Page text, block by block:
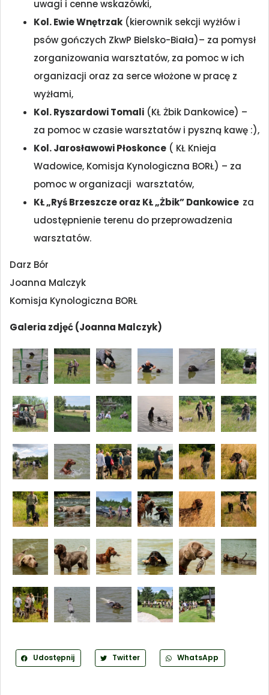
uwagi i cenne wskazówki,
Kol. Ewie Wnętrzak (kierownik sekcji wyżłów i
psów gończych ZkwP Bielsko-Biała)– za pomysł
zorganizowania warsztatów, za pomoc w ich
organizacji oraz za serce włożone w pracę z
wyżłami,
Kol. Ryszardowi Tomali (KŁ Żbik Dankowice) –
za pomoc w czasie warsztatów i pyszną kawę :),
Kol. Jarosławowi Płoskonce ( KŁ Knieja
Wadowice, Komisja Kynologiczna BORŁ) – za
pomoc w organizacji warsztatów,
KŁ „Ryś Brzeszcze oraz KŁ „Żbik” Dankowice za
udostępnienie terenu do przeprowadzenia
warsztatów.
Darz Bór
Joanna Malczyk
Komisja Kynologiczna BORŁ
Galeria zdjęć (Joanna Malczyk)
Udostępnij Twitter WhatsApp